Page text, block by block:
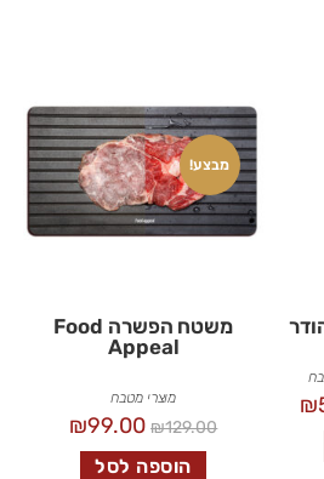
₪
מבצע!
משטח הפשרה Food
Appeal
מוצרי מטבח
₪129.00
₪99.00
הוספה לסל